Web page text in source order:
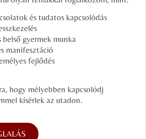
és tudatos kapcsolódás
belső gyermek munka
manifesztáció
fejlődés
hogy mélyebben kapcsolódj
kísérlek az utadon.